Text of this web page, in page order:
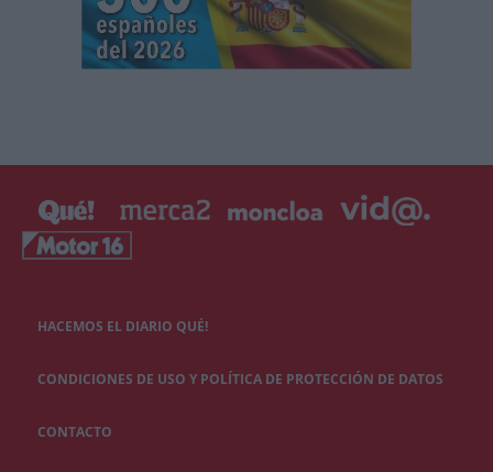
HACEMOS EL DIARIO QUÉ!
CONDICIONES DE USO Y POLÍTICA DE PROTECCIÓN DE DATOS
CONTACTO